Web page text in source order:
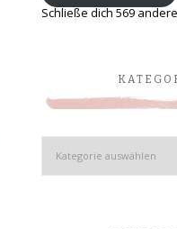
Schließe dich 569
Kategorien